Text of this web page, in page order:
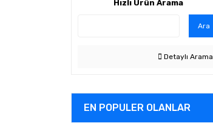
Hızlı Ürün Arama
Ara
Detaylı Arama
EN POPULER OLANLAR